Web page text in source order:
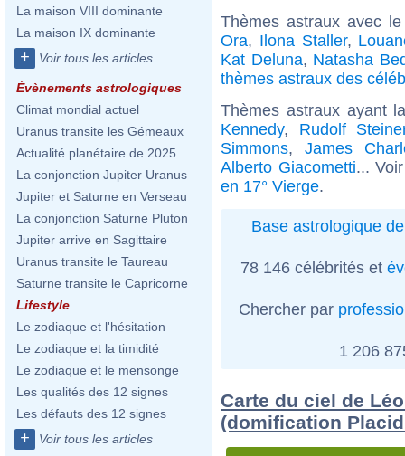
La maison VIII dominante
La maison IX dominante
+ Voir tous les articles
Évènements astrologiques
Climat mondial actuel
Uranus transite les Gémeaux
Actualité planétaire de 2025
La conjonction Jupiter Uranus
Jupiter et Saturne en Verseau
La conjonction Saturne Pluton
Jupiter arrive en Sagittaire
Uranus transite le Taureau
Saturne transite le Capricorne
Lifestyle
Le zodiaque et l'hésitation
Le zodiaque et la timidité
Le zodiaque et le mensonge
Les qualités des 12 signes
Les défauts des 12 signes
+ Voir tous les articles
Thèmes astraux avec
Ora, Ilona Staller,
Kat Deluna, Natasha
thèmes astraux des
Thèmes astraux ayant
Kennedy, Rudolf
Simmons,James
Alberto Giacometti...
en 17° Vierge.
Base astrologique
78 146 célébrités et
Chercher par
1 206
Carte du ciel de
(domification